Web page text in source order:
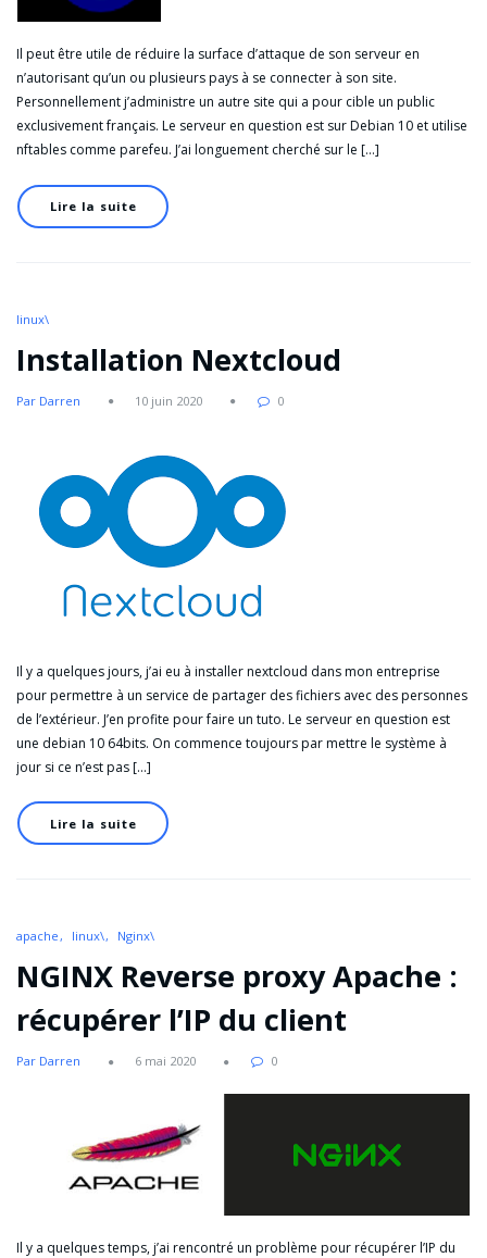
Il peut être utile de réduire la surface d’attaque de son serveur en
n’autorisant qu’un ou plusieurs pays à se connecter à son site.
Personnellement j’administre un autre site qui a pour cible un public
exclusivement français. Le serveur en question est sur Debian 10 et utilise
nftables comme parefeu. J’ai longuement cherché sur le […]
Lire la suite
linux\
Installation Nextcloud
Par Darren 10 juin 2020 0
Il y a quelques jours, j’ai eu à installer nextcloud dans mon entreprise
pour permettre à un service de partager des fichiers avec des personnes
de l’extérieur. J’en profite pour faire un tuto. Le serveur en question est
une debian 10 64bits. On commence toujours par mettre le système à
jour si ce n’est pas […]
Lire la suite
apache linux\ Nginx\
NGINX Reverse proxy Apache :
récupérer l’IP du client
Par Darren 6 mai 2020 0
Il y a quelques temps, j’ai rencontré un problème pour récupérer l’IP du